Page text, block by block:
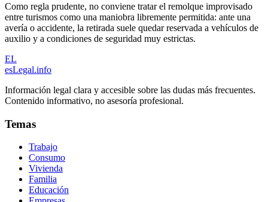
Como regla prudente, no conviene tratar el remolque improvisado
entre turismos como una maniobra libremente permitida: ante una
avería o accidente, la retirada suele quedar reservada a vehículos de
auxilio y a condiciones de seguridad muy estrictas.
EL
esLegal.info
Información legal clara y accesible sobre las dudas más frecuentes.
Contenido informativo, no asesoría profesional.
Temas
Trabajo
Consumo
Vivienda
Familia
Educación